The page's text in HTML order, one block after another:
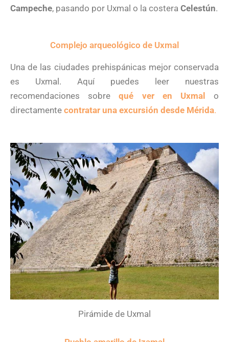
Campeche, pasando por Uxmal o la costera Celestún.
Complejo arqueológico de Uxmal
Una de las ciudades prehispánicas mejor conservada
es Uxmal. Aquí puedes leer nuestras
recomendaciones sobrequé ver en Uxmal
o
directamente contratar una excursión desde Mérida.
Pirámide de Uxmal